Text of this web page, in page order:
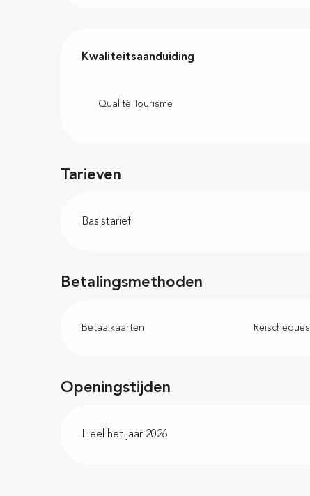
Dienstverlening
Kwaliteitsaanduiding
Kwaliteitsaanduiding
Qualité Tourisme
Tarieven
Basistarief
Betalingsmethoden
Betaalkaarten Reischeques
Openingstijden
Heel het jaar 2026